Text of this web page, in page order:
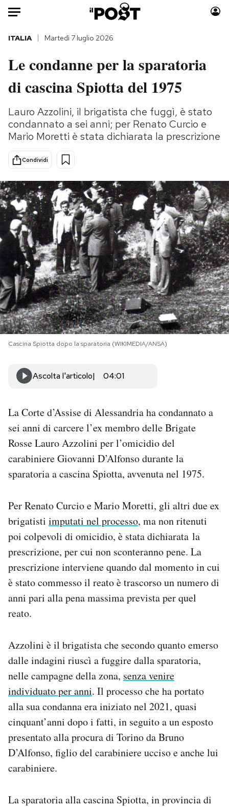
HOME
Italia
Politica
Tecnologia
Scienza
Economia
Sport
Moda
Consumismi
Storie/Idee
Ok Boomer!
Altrecose
Mondiali calcio 2026
PODCAST
NEWSLETTER
I MIEI PREFERITI
CALENDARIO
AREA PERSONALE
Area Personale
Newsletter
Regala il Post
Esci
ITALIA Martedì 7 luglio 2026
Le condanne per la sparatoria
di cascina Spiotta del 1975
Lauro Azzolini, il brigatista che fuggì, è stato
condannato a sei anni; per Renato Curcio e
Mario Moretti è stata dichiarata la prescrizione
Condividi
Cascina Spiotta dopo la sparatoria (WIKIMEDIA/ANSA)
Ascolta l'articolo 04:01
La Corte d’Assise di Alessandria ha condannato a
sei anni di carcere l’ex membro delle Brigate
Rosse Lauro Azzolini per l’omicidio del
carabiniere Giovanni D’Alfonso durante la
sparatoria a cascina Spiotta, avvenuta nel 1975.
Per Renato Curcio e Mario Moretti, gli altri due ex
brigatisti imputati nel processo, ma non ritenuti
poi colpevoli di omicidio, è stata dichiarata la
prescrizione, per cui non sconteranno pene. La
prescrizione interviene quando dal momento in cui
è stato commesso il reato è trascorso un numero di
anni pari alla pena massima prevista per quel
reato.
Azzolini è il brigatista che secondo quanto emerso
dalle indagini riuscì a fuggire dalla sparatoria,
nelle campagne della zona, senza venire
individuato per anni. Il processo che ha portato
alla sua condanna era iniziato nel 2021, quasi
cinquant’anni dopo i fatti, in seguito a un esposto
presentato alla procura di Torino da Bruno
D’Alfonso, figlio del carabiniere ucciso e anche lui
carabiniere.
La sparatoria alla cascina Spiotta, in provincia di